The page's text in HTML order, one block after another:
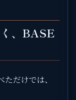
、BASE
だけでは、